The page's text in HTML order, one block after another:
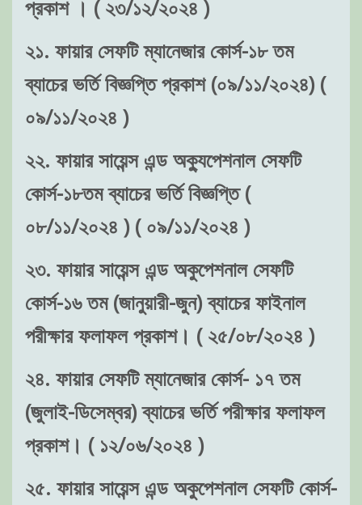
প্রকাশ । ( ২৩/১২/২০২৪ )
২১. ফায়ার সেফটি ম্যানেজার কোর্স-১৮ তম
ব্যাচের ভর্তি বিজ্ঞপ্তি প্রকাশ (০৯/১১/২০২৪) (
০৯/১১/২০২৪ )
২২. ফায়ার সায়েন্স এন্ড অক্যুপেশনাল সেফটি
কোর্স-১৮তম ব্যাচের ভর্তি বিজ্ঞপ্তি (
০৮/১১/২০২৪ ) ( ০৯/১১/২০২৪ )
২৩. ফায়ার সায়েন্স এন্ড অকুপেশনাল সেফটি
কোর্স-১৬ তম (জানুয়ারী-জুন) ব্যাচের ফাইনাল
পরীক্ষার ফলাফল প্রকাশ। ( ২৫/০৮/২০২৪ )
২৪. ফায়ার সেফটি ম্যানেজার কোর্স- ১৭ তম
(জুলাই-ডিসেম্বর) ব্যাচের ভর্তি পরীক্ষার ফলাফল
প্রকাশ। ( ১২/০৬/২০২৪ )
২৫. ফায়ার সায়েন্স এন্ড অকুপেশনাল সেফটি কোর্স-